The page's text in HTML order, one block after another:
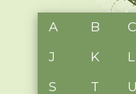
A B C
J
K L
S
T U